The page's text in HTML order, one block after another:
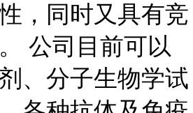
，同时又具有竞
公司目前可以
、分子生物学试